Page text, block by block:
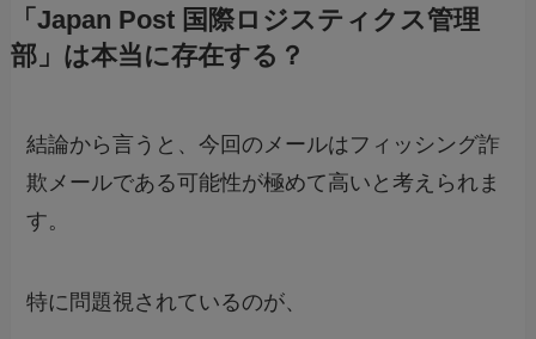
「Japan Post 国際ロジスティクス管理
部」は本当に存在する？
結論から言うと、今回のメールはフィッシング詐
欺メールである可能性が極めて高いと考えられま
す。
特に問題視されているのが、